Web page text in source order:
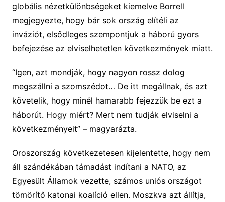
globális nézetkülönbségeket kiemelve Borrell
megjegyezte, hogy bár sok ország elítéli az
inváziót, elsődleges szempontjuk a háború gyors
befejezése az elviselhetetlen következmények miatt.
“Igen, azt mondják, hogy nagyon rossz dolog
megszállni a szomszédot… De itt megállnak, és azt
követelik, hogy minél hamarabb fejezzük be ezt a
háborút. Hogy miért? Mert nem tudják elviselni a
következményeit” – magyarázta.
Oroszország következetesen kijelentette, hogy nem
áll szándékában támadást indítani a NATO, az
Egyesült Államok vezette, számos uniós országot
tömörítő katonai koalíció ellen. Moszkva azt állítja,